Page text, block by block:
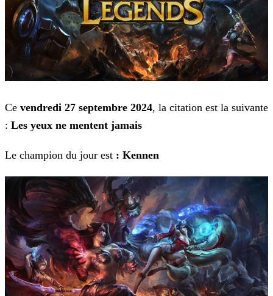
Ce vendredi 27 septembre 2024, la citation est la suivante
: Les yeux ne mentent jamais
Le champion du jour est : Kennen